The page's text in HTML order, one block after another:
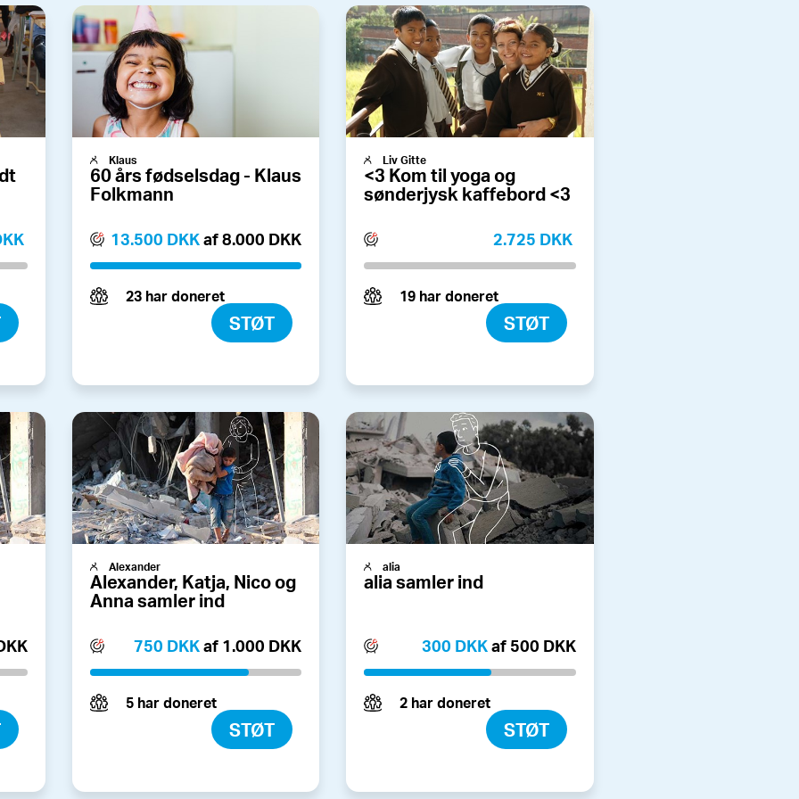
Klaus
60 års fødselsdag - Klaus
Folkmann
13.500 DKKaf 8.000 DKK
23 har doneret
STØT
Liv Gitte
<3 Kom til yoga og
sønderjysk kaffebord <3
2.725 DKK
19 har doneret
STØT
Alexander
Alexander, Katja, Nico og
Anna samler ind
750 DKKaf 1.000 DKK
5 har doneret
STØT
alia
alia samler ind
300 DKKaf 500 DKK
2 har doneret
STØT